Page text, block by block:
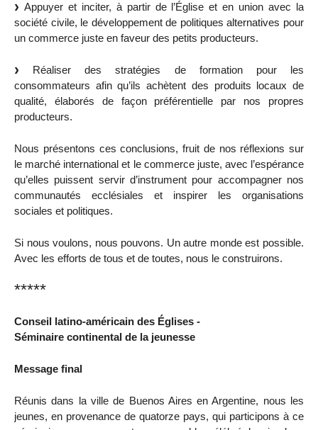
Appuyer et inciter, à partir de l’Église et en union avec la
société civile, le développement de politiques alternatives pour
un commerce juste en faveur des petits producteurs.
Réaliser des stratégies de formation pour les
consommateurs afin qu’ils achètent des produits locaux de
qualité, élaborés de façon préférentielle par nos propres
producteurs.
Nous présentons ces conclusions, fruit de nos réflexions sur
le marché international et le commerce juste, avec l’espérance
qu’elles puissent servir d’instrument pour accompagner nos
communautés ecclésiales et inspirer les organisations
sociales et politiques.
Si nous voulons, nous pouvons. Un autre monde est possible.
Avec les efforts de tous et de toutes, nous le construirons.
*****
Conseil latino-américain des Églises -
Séminaire continental de la jeunesse
Message final
Réunis dans la ville de Buenos Aires en Argentine, nous les
jeunes, en provenance de quatorze pays, qui participons à ce